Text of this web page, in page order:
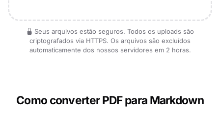
Seus arquivos estão seguros. Todos os uploads são
criptografados via HTTPS. Os arquivos são excluídos
automaticamente dos nossos servidores em 2 horas.
Como converter PDF para Markdown